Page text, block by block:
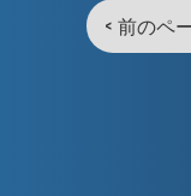
< 前のペ